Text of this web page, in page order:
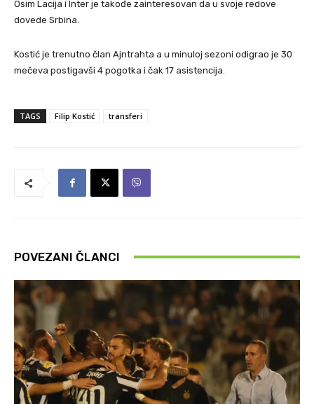
Osim Lacija i Inter je takođe zainteresovan da u svoje redove
dovede Srbina.
Kostić je trenutno član Ajntrahta a u minuloj sezoni odigrao je 30
mečeva postigavši 4 pogotka i čak 17 asistencija.
TAGS Filip Kostić transferi
POVEZANI ČLANCI